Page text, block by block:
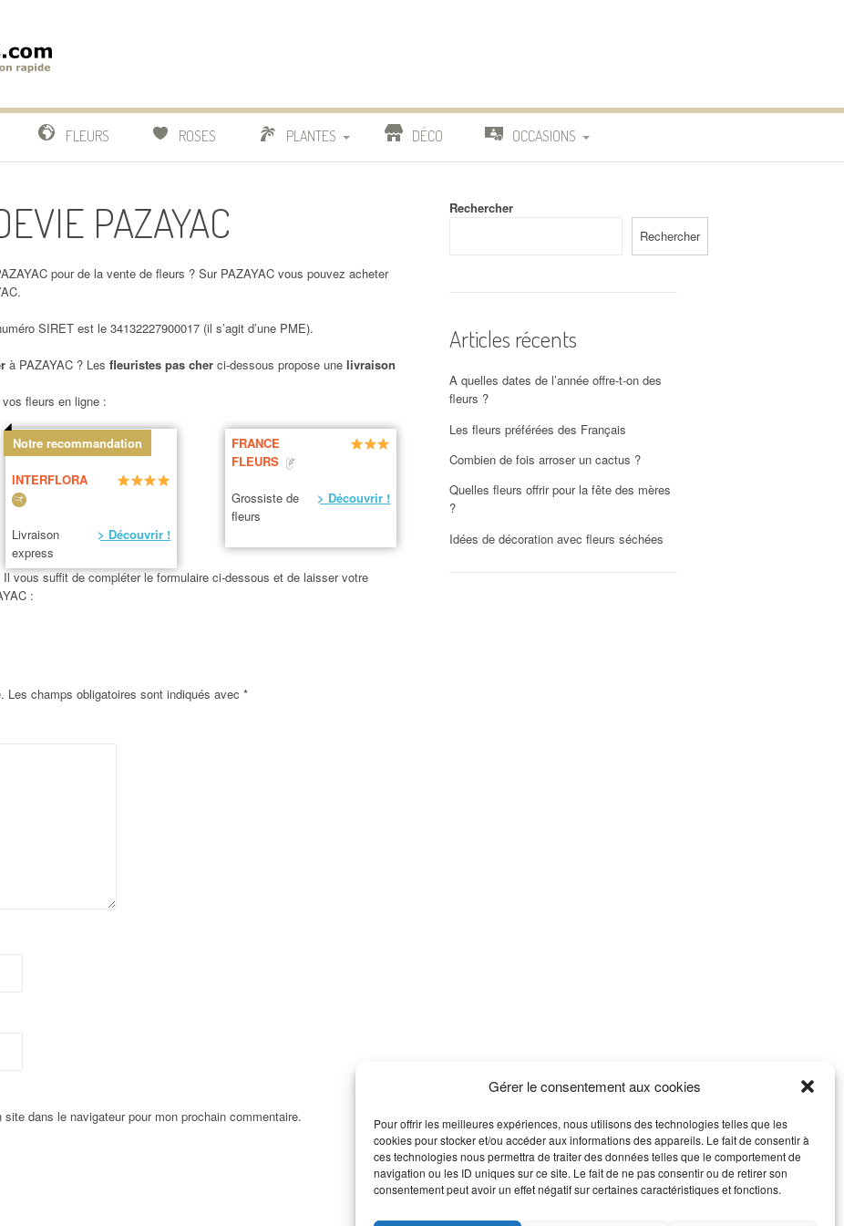
Gérer le consentement aux cookies
Pour offrir les meilleures expériences, nous utilisons des technologies telles que les
cookies pour stocker et/ou accéder aux informations des appareils. Le fait de consentir à
ces technologies nous permettra de traiter des données telles que le comportement de
navigation ou les ID uniques sur ce site. Le fait de ne pas consentir ou de retirer son
consentement peut avoir un effet négatif sur certaines caractéristiques et fonctions.
FLEURS ROSES PLANTES
BONSAI
DÉCO OCCASIONS
PAZAYAC
pour de la vente de fleurs ? Sur PAZAYAC vous pouvez acheter
SIRET est le 34132227900017 (il s’agit d’une PME).
à PAZAYAC ? Les fleuristes pas cher ci-dessous propose une livraison
fleurs en ligne :
Notre recommandation
INTERFLORA
Livraison
express
> Découvrir !
FRANCE
FLEURS
Grossiste de
fleurs
> Découvrir !
vous suffit de compléter le formulaire ci-dessous et de laisser votre
:
Les champs obligatoires sont indiqués avec *
dans le navigateur pour mon prochain commentaire.
Rechercher
Rechercher
Articles récents
A quelles dates de l’année offre-t-on des
fleurs ?
Les fleurs préférées des Français
Combien de fois arroser un cactus ?
Quelles fleurs offrir pour la fête des mères
?
Idées de décoration avec fleurs séchées